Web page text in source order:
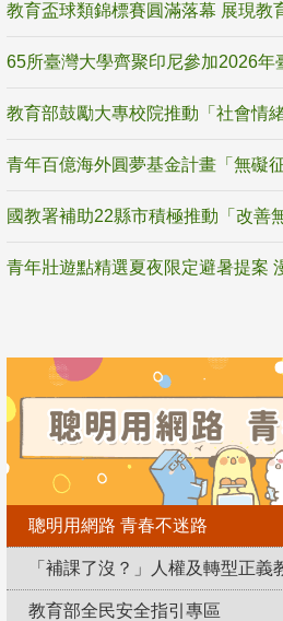
65所臺灣大學齊聚印尼參加2026年
聰明用網路 青春不迷路
「補課了沒？」人權及轉型正義
教育部全民安全指引專區